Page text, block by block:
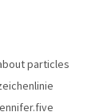
particles